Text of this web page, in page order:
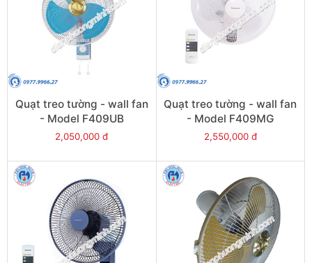
Quạt treo tường - wall fan
- Model F409UB
2,050,000 đ
Quạt treo tường - wall fan
- Model F409MG
2,550,000 đ